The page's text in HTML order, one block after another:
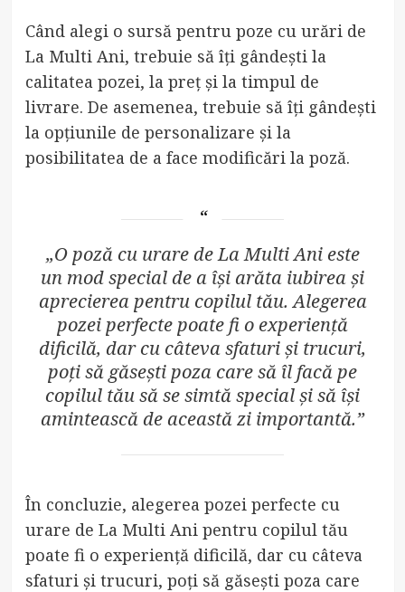
Când alegi o sursă pentru poze cu urări de
La Multi Ani, trebuie să îți gândești la
calitatea pozei, la preț și la timpul de
livrare. De asemenea, trebuie să îți gândești
la opțiunile de personalizare și la
posibilitatea de a face modificări la poză.
„O poză cu urare de La Multi Ani este
un mod special de a își arăta iubirea și
aprecierea pentru copilul tău. Alegerea
pozei perfecte poate fi o experiență
dificilă, dar cu câteva sfaturi și trucuri,
poți să găsești poza care să îl facă pe
copilul tău să se simtă special și să își
amintească de această zi importantă.”
În concluzie, alegerea pozei perfecte cu
urare de La Multi Ani pentru copilul tău
poate fi o experiență dificilă, dar cu câteva
sfaturi și trucuri, poți să găsești poza care